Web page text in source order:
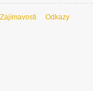
Zajímavosti Odkazy